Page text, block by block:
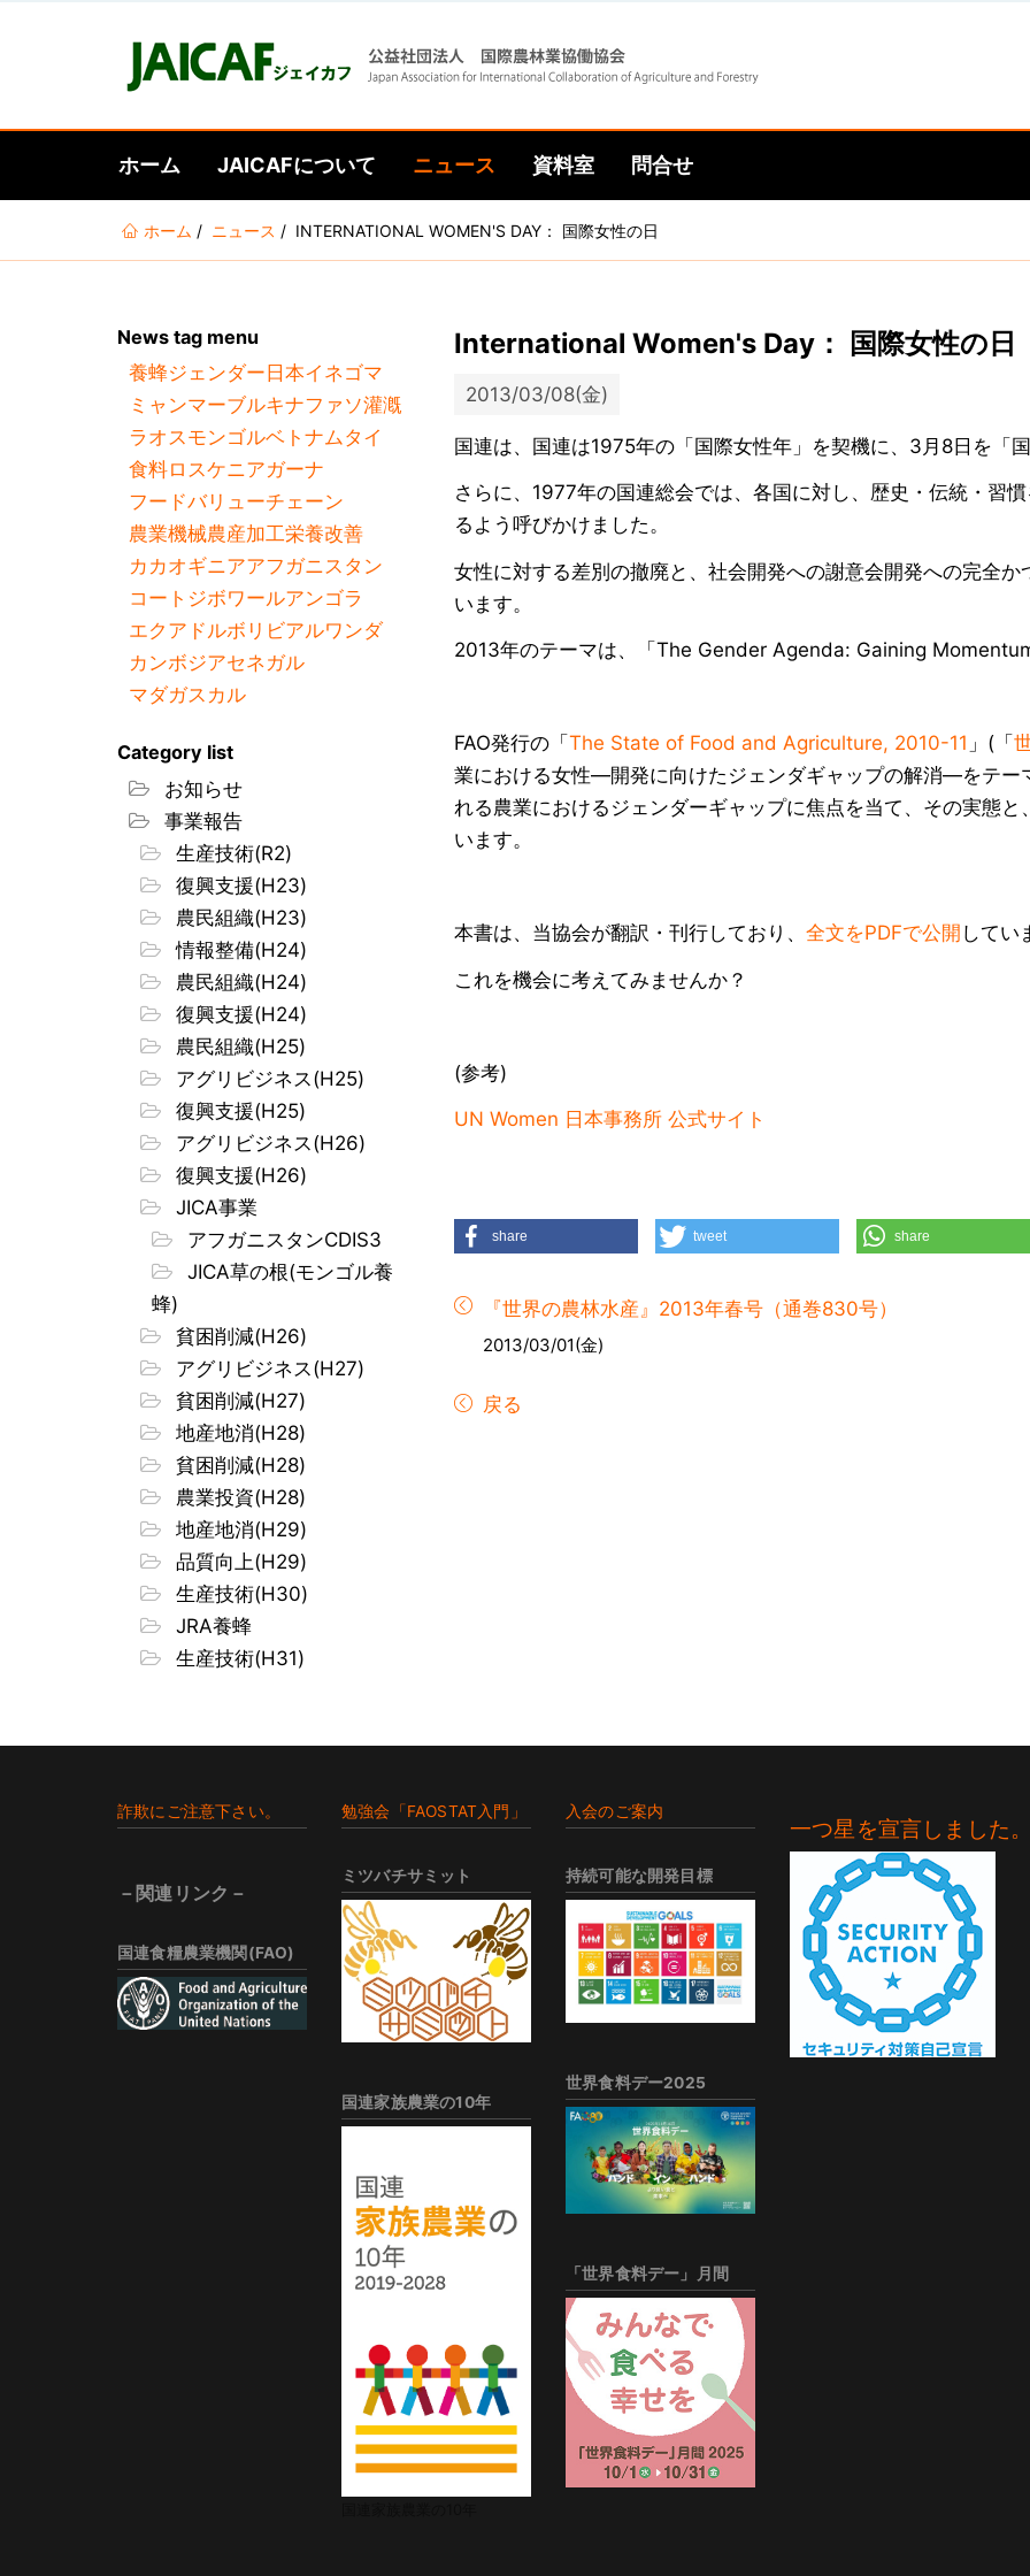
ホーム JAICAFについて ニュース 資料室 問合せ
ホーム ニュース INTERNATIONAL WOMEN'S DAY： 国際女性の日
News tag menu
養蜂ジェンダー 日本イネゴマ
ミャンマーブルキナファソ灌漑
ラオスモンゴルベトナムタイ
食料ロスケニアガーナ
フードバリューチェーン
農業機械農産加工栄養改善
カカオギニアアフガニスタン
コートジボワールアンゴラ
エクアドルボリビアルワンダ
カンボジアセネガル
マダガスカル
Category list
お知らせ
事業報告
生産技術(R2)
復興支援(H23)
農民組織(H23)
情報整備(H24)
農民組織(H24)
復興支援(H24)
農民組織(H25)
アグリビジネス(H25)
復興支援(H25)
アグリビジネス(H26)
復興支援(H26)
JICA事業
アフガニスタンCDIS3
JICA草の根(モンゴル養
蜂)
貧困削減(H26)
アグリビジネス(H27)
貧困削減(H27)
地産地消(H28)
貧困削減(H28)
農業投資(H28)
地産地消(H29)
品質向上(H29)
生産技術(H30)
JRA養蜂
生産技術(H31)
International Women's Day： 国際女性の日
2013/03/08(金)
国連は、国連は1975年の「国際女性年」を契機に、3月8日を「
さらに、1977年の国連総会では、各国に対し、歴史・伝統・習
るよう呼びかけました。
女性に対する差別の撤廃と、社会開発への謝意会開発への完全
います。
2013年のテーマは、「The Gender Agenda: Gaining
FAO発行の「 The State of Food and Agriculture, 2010-11 」(「
業における女性―開発に向けたジェンダギャップの解消―をテー
れる農業におけるジェンダーギャップに焦点を当て、その実態
います。
本書は、当協会が翻訳・刊行しており、 全文をPDFで公開 してい
これを機会に考えてみませんか？
(参考)
UN Women 日本事務所 公式サイト
share tweet share
『世界の農林水産』2013年春号（通巻830号）
2013/03/01(金)
戻る
詐欺にご注意下さい。
－関連リンク－
国連食糧農業機関(FAO)
勉強会「FAOSTAT入門」
ミツバチサミット
国連家族農業の10年
入会のご案内
持続可能な開発目標
世界食料デー2025
「世界食料デー」月間
一つ星を宣言しました